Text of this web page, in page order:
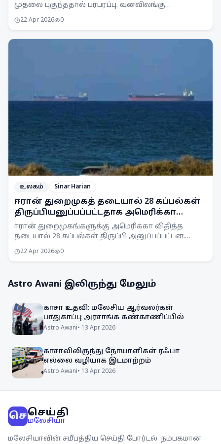
முதலை புகுந்ததால் பரபரப்பு. வனவிலங்கு
22 Apr 2026 0
உலகம் Sinar Harian
ஈரான் துறைமுகத் தடையால் 28 கப்பல்கள்
திருப்பியனுப்பப்பட்டதாக அமெரிக்கா
அறிவிப்பு
ஈரான் துறைமுகங்களுக்கு அமெரிக்கா விதித்த
தடையால் 28 கப்பல்கள் திருப்பி அனுப்பப்பட்டன.
22 Apr 2026 0
Astro Awani இலிருந்து மேலும்
காசா உதவி: மலேசிய ஆர்வலர்கள்
பாதுகாப்பு அரசாங்க கண்காணிப்பில்
Astro Awani• 13 Apr 2026
காசாவிலிருந்து நோயாளிகள் ரஃபா
எல்லை வழியாக இடமாற்றம்
Astro Awani• 13 Apr 2026
செசெய்தி
மலேசியா
மலேசியாவின் சமீபத்திய செய்தி போர்டல். நம்பகமான